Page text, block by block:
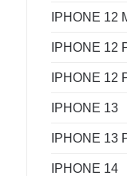
IPHONE 12
IPHONE 12
IPHONE 12
IPHONE 13
IPHONE 13
IPHONE 14